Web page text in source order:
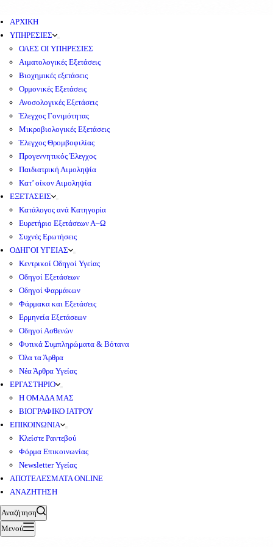
ΑΡΧΙΚΗ
ΥΠΗΡΕΣΙΕΣ
ΟΛΕΣ ΟΙ ΥΠΗΡΕΣΙΕΣ
Αιματολογικές Εξετάσεις
Βιοχημικές εξετάσεις
Ορμονικές Εξετάσεις
Ανοσολογικές Εξετάσεις
Έλεγχος Γονιμότητας
Μικροβιολογικές Εξετάσεις
Έλεγχος Θρομβοφιλίας
Προγεννητικός Έλεγχος
Παιδιατρική Αιμοληψία
Κατ’ οίκον Αιμοληψία
ΕΞΕΤΑΣΕΙΣ
Κατάλογος ανά Κατηγορία
Ευρετήριο Εξετάσεων Α–Ω
Συχνές Ερωτήσεις
ΟΔΗΓΟΙ ΥΓΕΙΑΣ
Κεντρικοί Οδηγοί Υγείας
Οδηγοί Εξετάσεων
Οδηγοί Φαρμάκων
Φάρμακα και Εξετάσεις
Ερμηνεία Εξετάσεων
Οδηγοί Ασθενών
Φυτικά Συμπληρώματα & Βότανα
Όλα τα Άρθρα
Νέα Άρθρα Υγείας
ΕΡΓΑΣΤΗΡΙΟ
Η ΟΜΑΔΑ ΜΑΣ
ΒΙΟΓΡΑΦΙΚΟ ΙΑΤΡΟΥ
ΕΠΙΚΟΙΝΩΝΙΑ
Κλείστε Ραντεβού
Φόρμα Επικοινωνίας
Newsletter Υγείας
ΑΠΟΤΕΛΕΣΜΑΤΑ ONLINE
ΑΝΑΖΗΤΗΣΗ
Αναζήτηση
Μενού